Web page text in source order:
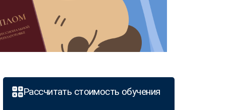
Рассчитать стоимость обучения